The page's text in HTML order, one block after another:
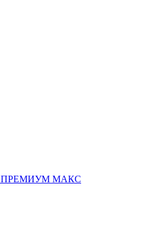
ПРЕМИУМ МАКС